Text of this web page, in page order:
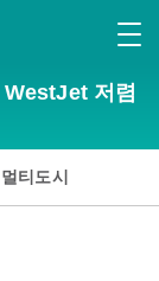
저렴
멀티도시